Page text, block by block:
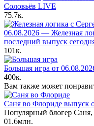
Соловьёв LIVE
75.7к.
06.08.2026 — Железная
последний выпуск
101к.
Большая игра от
400к.
Вам также может
Саня во Флориде выпуск
Популярный блогер
01.6млн.